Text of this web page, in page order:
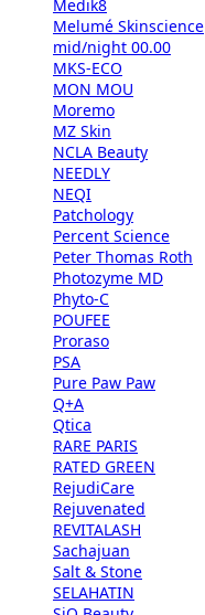
Medik8
Melumé Skinscience
mid/night 00.00
MKS-ECO
MON MOU
Moremo
MZ Skin
NCLA Beauty
NEEDLY
NEQI
Patchology
Percent Science
Peter Thomas Roth
Photozyme MD
Phyto-C
POUFEE
Proraso
PSA
Pure Paw Paw
Q+A
Qtica
RARE PARIS
RATED GREEN
RejudiCare
Rejuvenated
REVITALASH
Sachajuan
Salt & Stone
SELAHATIN